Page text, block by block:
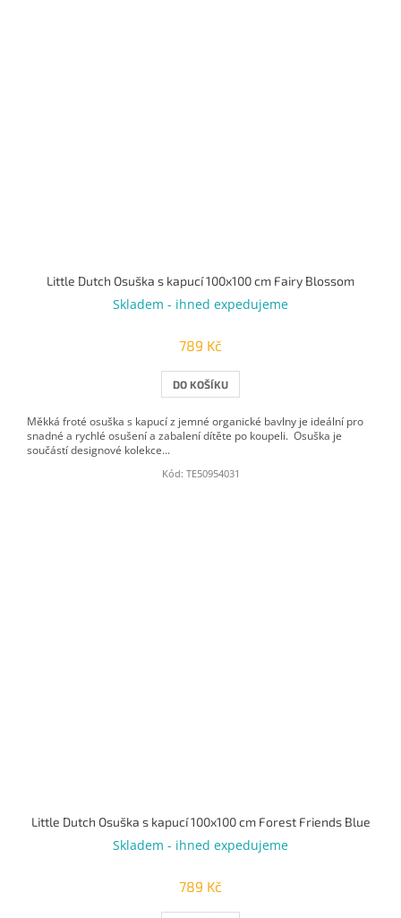
Little Dutch Osuška s kapucí 100x100 cm Fairy Blossom
Skladem - ihned expedujeme
789 Kč
DO KOŠÍKU
Měkká froté osuška s kapucí z jemné organické bavlny je ideální pro
snadné a rychlé osušení a zabalení dítěte po koupeli. Osuška je
součástí designové kolekce...
Kód: TE50954031
Little Dutch Osuška s kapucí 100x100 cm Forest Friends Blue
Skladem - ihned expedujeme
789 Kč